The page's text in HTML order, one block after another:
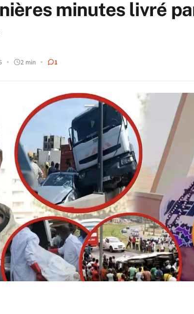
minutes livré
2 min 1